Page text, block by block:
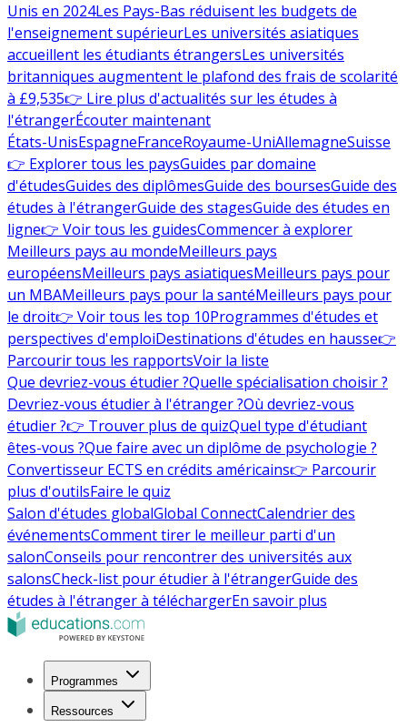
Unis en 2024Les Pays-Bas réduisent les budgets de
l'enseignement supérieurLes universités asiatiques
accueillent les étudiants étrangersLes universités
britanniques augmentent le plafond des frais de scolarité
à £9,535👉 Lire plus d'actualités sur les études à
l'étrangerÉcouter maintenant
États-UnisEspagneFranceRoyaume-UniAllemagneSuisse
👉 Explorer tous les paysGuides par domaine
d'étudesGuides des diplômesGuide des boursesGuide des
études à l'étrangerGuide des stagesGuide des études en
ligne👉 Voir tous les guidesCommencer à explorer
Meilleurs pays au mondeMeilleurs pays
européensMeilleurs pays asiatiquesMeilleurs pays pour
un MBAMeilleurs pays pour la santéMeilleurs pays pour
le droit👉 Voir tous les top 10Programmes d'études et
perspectives d'emploiDestinations d'études en hausse👉
Parcourir tous les rapportsVoir la liste
Que devriez-vous étudier ?Quelle spécialisation choisir ?
Devriez-vous étudier à l'étranger ?Où devriez-vous
étudier ?👉 Trouver plus de quizQuel type d'étudiant
êtes-vous ?Que faire avec un diplôme de psychologie ?
Convertisseur ECTS en crédits américains👉 Parcourir
plus d'outilsFaire le quiz
Salon d'études globalGlobal ConnectCalendrier des
événementsComment tirer le meilleur parti d'un
salonConseils pour rencontrer des universités aux
salonsCheck-list pour étudier à l'étrangerGuide des
études à l'étranger à téléchargerEn savoir plus
Programmes
Ressources